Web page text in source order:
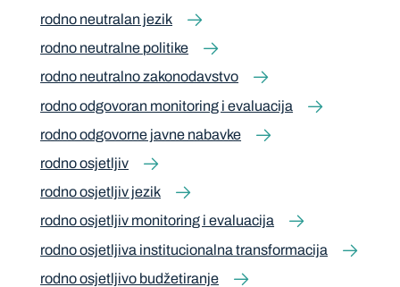
rodno neutralan jezik
rodno neutralne politike
rodno neutralno zakonodavstvo
rodno odgovoran monitoring i evaluacija
rodno odgovorne javne nabavke
rodno osjetljiv
rodno osjetljiv jezik
rodno osjetljiv monitoring i evaluacija
rodno osjetljiva institucionalna transformacija
rodno osjetljivo budžetiranje